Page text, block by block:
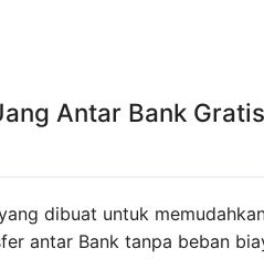
Antar Bank
dibuat untuk
antar Bank tanpa beban